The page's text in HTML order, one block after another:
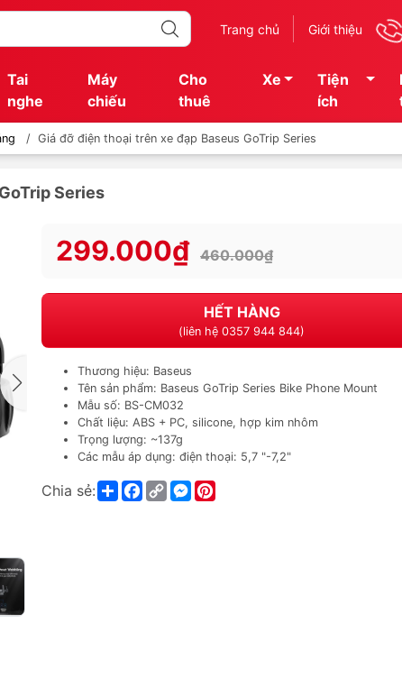
Trang chủ Giới thiệu
Tai
nghe
Máy
chiếu
Cho
thuê
Xe
Tiện
ích
/ Giá đỡ điện thoại trên xe đạp Baseus GoTrip Series
Series
299.000₫ 460.000₫
HẾT HÀNG
(liên hệ 0357 944 844)
Thương hiệu: Baseus
Tên sản phẩm: Baseus GoTrip Series Bike Phone Mount
Mẫu số: BS-CM032
Chất liệu: ABS + PC, silicone, hợp kim nhôm
Trọng lượng: ~137g
Các mẫu áp dụng: điện thoại: 5,7 "-7,2"
Chia sẻ: ShareFacebook
Copy
Link
Messenger